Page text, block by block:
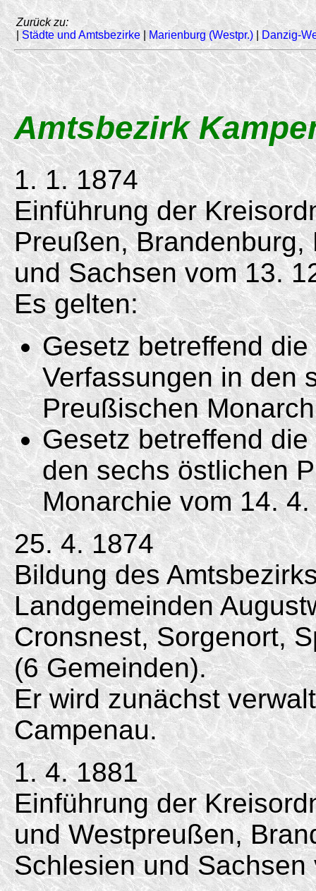
Zurück zu:
| Städte und Amtsbezirke|Marienburg (Westpr.)| Danzig-
Amtsbezirk
1. 1. 1874
Einführung der
Preußen,
und Sachsen vom13.
Es gelten:
Gesetz betreffend
Verfassungen in den
Preußischen
Gesetz betreffend
den sechs östlichen
Monarchie vom14.
25. 4. 1874
Bildung des
Landgemeinden
Cronsnest, Sorgenort,
(6 Gemeinden).
Er wird zunächst
Campenau.
1. 4. 1881
Einführung der
und Westpreußen,
Schlesien und